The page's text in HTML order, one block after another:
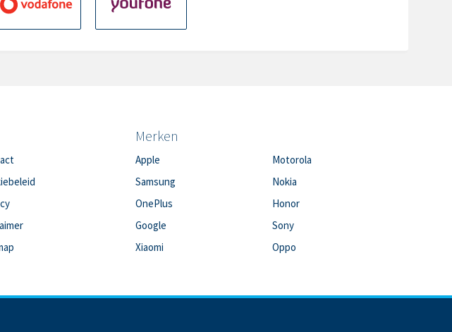
Merken
Apple
Samsung
OnePlus
Google
Xiaomi
Motorola
Nokia
Honor
Sony
Oppo